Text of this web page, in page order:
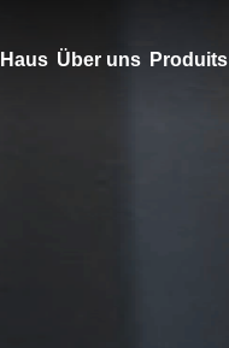
Haus Über uns Produits